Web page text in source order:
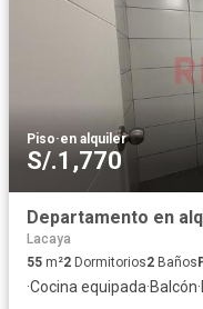
Piso·en alquiler
S/.1,770
Lacaya
55 m²2 Dormitorios2 Baños
·Cocina equipada·Balcón·